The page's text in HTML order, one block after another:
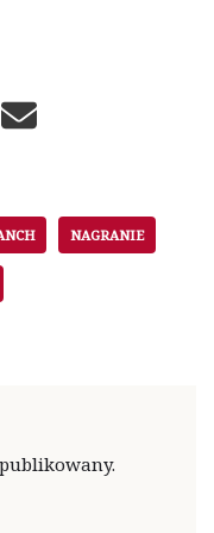
NAGRANIE